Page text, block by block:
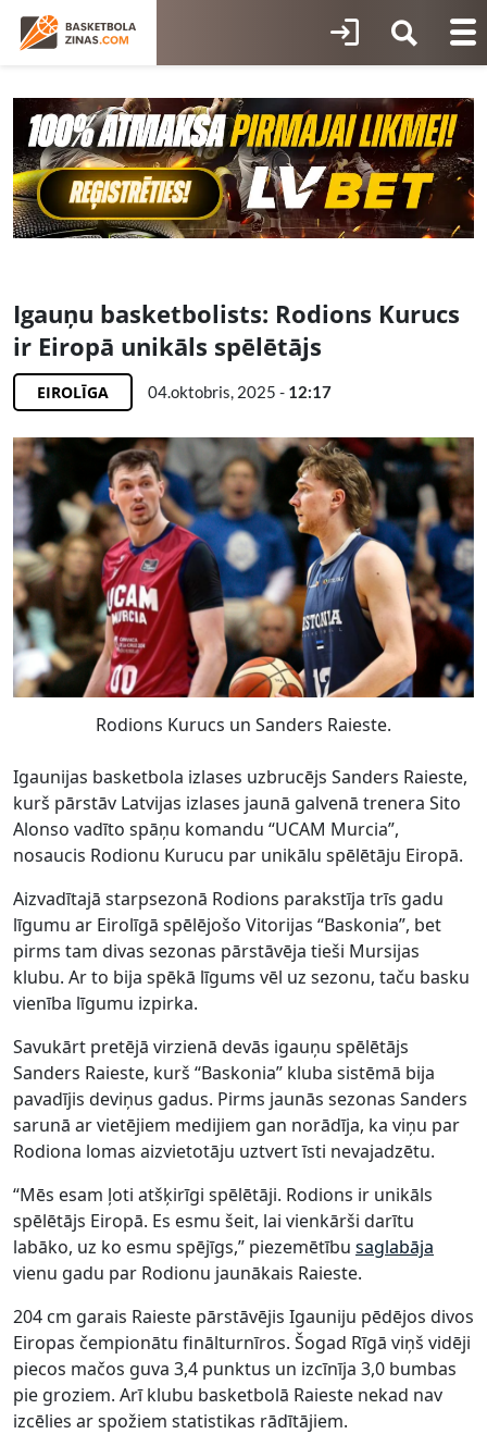
Igauņu basketbolists: Rodions Kurucs
ir Eiropā unikāls spēlētājs
EIROLĪGA 04.oktobris, 2025 - 12:17
Rodions Kurucs un Sanders Raieste.
Igaunijas basketbola izlases uzbrucējs Sanders Raieste,
kurš pārstāv Latvijas izlases jaunā galvenā trenera Sito
Alonso vadīto spāņu komandu “UCAM Murcia”,
nosaucis Rodionu Kurucu par unikālu spēlētāju Eiropā.
Aizvadītajā starpsezonā Rodions parakstīja trīs gadu
līgumu ar Eirolīgā spēlējošo Vitorijas “Baskonia”, bet
pirms tam divas sezonas pārstāvēja tieši Mursijas
klubu. Ar to bija spēkā līgums vēl uz sezonu, taču basku
vienība līgumu izpirka.
Savukārt pretējā virzienā devās igauņu spēlētājs
Sanders Raieste, kurš “Baskonia” kluba sistēmā bija
pavadījis deviņus gadus. Pirms jaunās sezonas Sanders
sarunā ar vietējiem medijiem gan norādīja, ka viņu par
Rodiona lomas aizvietotāju uztvert īsti nevajadzētu.
“Mēs esam ļoti atšķirīgi spēlētāji. Rodions ir unikāls
spēlētājs Eiropā. Es esmu šeit, lai vienkārši darītu
labāko, uz ko esmu spējīgs,” piezemētību saglabāja
vienu gadu par Rodionu jaunākais Raieste.
204 cm garais Raieste pārstāvējis Igauniju pēdējos divos
Eiropas čempionātu finālturnīros. Šogad Rīgā viņš vidēji
piecos mačos guva 3,4 punktus un izcīnīja 3,0 bumbas
pie groziem. Arī klubu basketbolā Raieste nekad nav
izcēlies ar spožiem statistikas rādītājiem.